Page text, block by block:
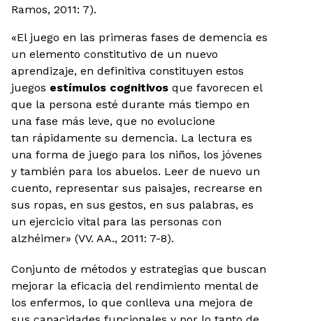
Ramos, 2011: 7).
«El juego en las primeras fases de demencia es
un elemento constitutivo de un nuevo
aprendizaje, en definitiva constituyen estos
juegos estímulos cognitivos que favorecen el
que la persona esté durante más tiempo en
una fase más leve, que no evolucione
tan rápidamente su demencia. La lectura es
una forma de juego para los niños, los jóvenes
y también para los abuelos. Leer de nuevo un
cuento, representar sus paisajes, recrearse en
sus ropas, en sus gestos, en sus palabras, es
un ejercicio vital para las personas con
alzhéimer» (VV. AA., 2011: 7-8).
Conjunto de métodos y estrategias que buscan
mejorar la eficacia del rendimiento mental de
los enfermos, lo que conlleva una mejora de